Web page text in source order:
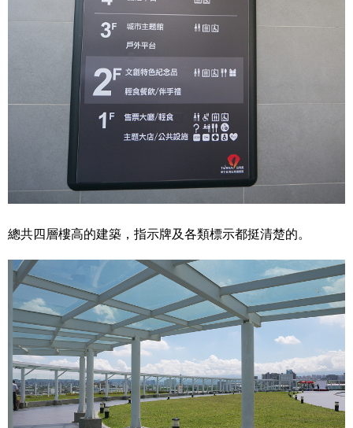
總共四層樓高的建築，指示牌及各類標示都挺清楚的。